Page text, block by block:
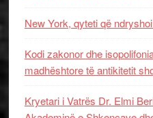
New York, qyteti që
Kodi zakonor dhe
madhështore të antikitetit
Kryetari i Vatrës Dr. Elmi